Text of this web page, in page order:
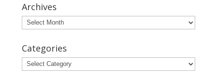
Archives
Archives
Categories
Categories